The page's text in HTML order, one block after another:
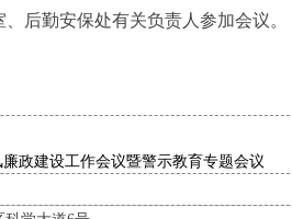
后勤安保处有关负责人参加会议。
政建设工作会议暨警示教育专题会议